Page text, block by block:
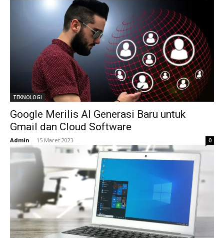
TEKNOLOGI
Google Merilis AI Generasi Baru untuk
Gmail dan Cloud Software
Admin - 15 Maret 2023 0